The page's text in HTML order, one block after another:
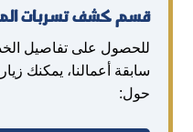
قسم كشف تسربات
للحصول على تفاصيل
سابقة أعمالنا، يمكنك
حول: